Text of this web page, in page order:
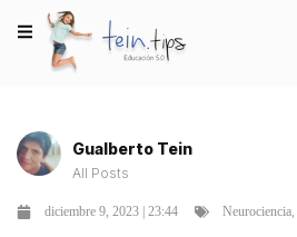
Gualberto Tein
All Posts
diciembre 9, 2023 | 23:44 Neurociencia,